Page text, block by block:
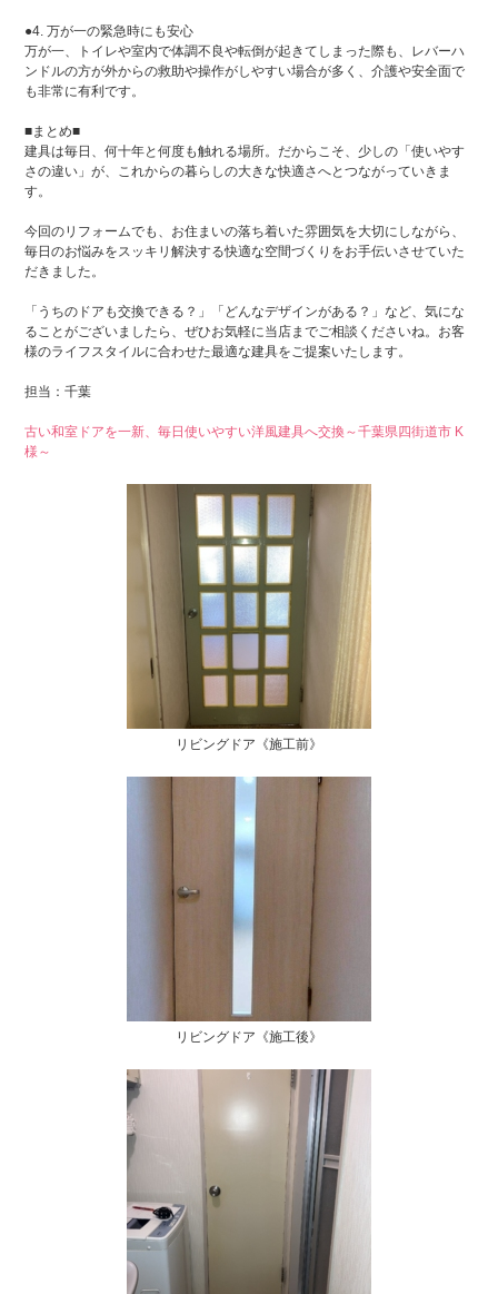
●4. 万が一の緊急時にも安心
万が一、トイレや室内で体調不良や転倒が起きてしまった際も、レバーハ
ンドルの方が外からの救助や操作がしやすい場合が多く、介護や安全面で
も非常に有利です。
■まとめ■
建具は毎日、何十年と何度も触れる場所。だからこそ、少しの「使いやす
さの違い」が、これからの暮らしの大きな快適さへとつながっていきま
す。
今回のリフォームでも、お住まいの落ち着いた雰囲気を大切にしながら、
毎日のお悩みをスッキリ解決する快適な空間づくりをお手伝いさせていた
だきました。
「うちのドアも交換できる？」「どんなデザインがある？」など、気にな
ることがございましたら、ぜひお気軽に当店までご相談くださいね。お客
様のライフスタイルに合わせた最適な建具をご提案いたします。
担当：千葉
古い和室ドアを一新、毎日使いやすい洋風建具へ交換～千葉県四街道市 K
様～
リビングドア《施工前》
リビングドア《施工後》